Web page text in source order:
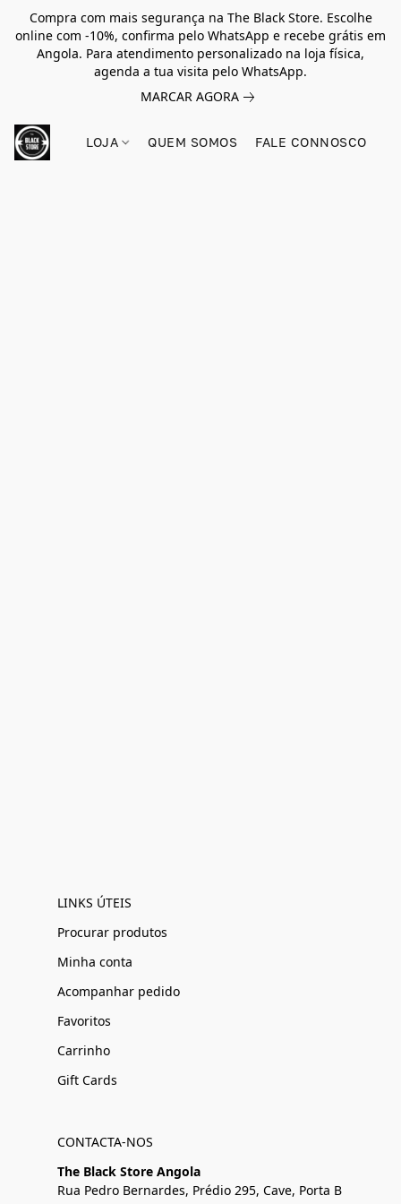
Compra com mais segurança na The Black Store. Escolhe
online com -10%, confirma pelo WhatsApp e recebe grátis em
Angola. Para atendimento personalizado na loja física,
agenda a tua visita pelo WhatsApp.
MARCAR AGORA
LOJA QUEM SOMOS FALE CONNOSCO
LINKS ÚTEIS
Procurar produtos
Minha conta
Acompanhar pedido
Favoritos
Carrinho
Gift Cards
CONTACTA-NOS
The Black Store Angola
Rua Pedro Bernardes, Prédio 295, Cave, Porta B